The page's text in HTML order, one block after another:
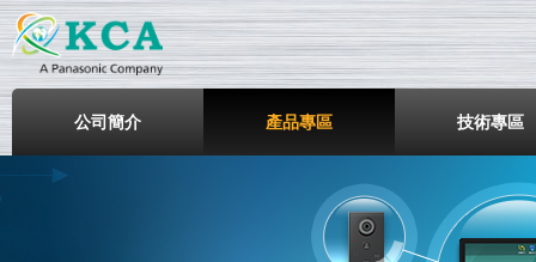
鎧鋒企業股份有限公司
公司簡介 產品專區 技術專區